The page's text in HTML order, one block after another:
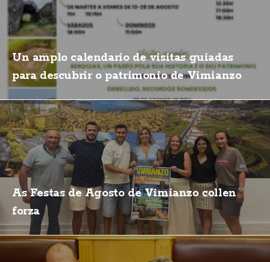
Un amplo calendario de visitas guiadas
para descubrir o patrimonio de Vimianzo
As Festas de Agosto de Vimianzo collen
forza